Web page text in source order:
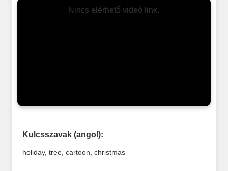
Nincs elérhető videó link.
Kulcsszavak (angol):
holiday, tree, cartoon christmas